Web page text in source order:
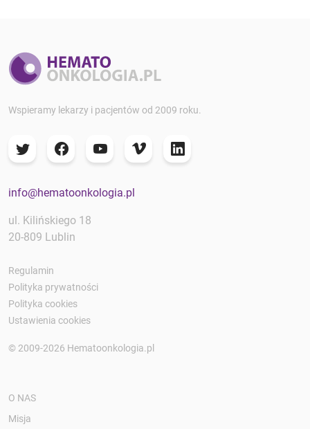
Wspieramy lekarzy i pacjentów od 2009 roku.
info@hematoonkologia.pl
ul. Kilińskiego 18
20-809 Lublin
Regulamin
Polityka prywatności
Polityka cookies
Ustawienia cookies
© 2009-2026 Hematoonkologia.pl
O NAS
Misja